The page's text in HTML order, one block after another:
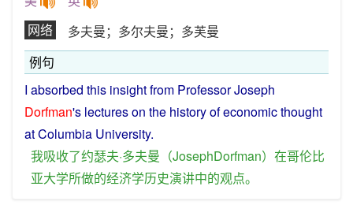
网络
多夫曼；多尔夫曼；多芙曼
例句
I absorbed this insightfrom ProfessorJoseph
Dorfman's lectureson the historyofeconomicthought
atColumbia University.
我吸收了约瑟夫·多夫曼（JosephDorfman） 在哥伦比
亚大学所做的经济学历史演讲中的观点。